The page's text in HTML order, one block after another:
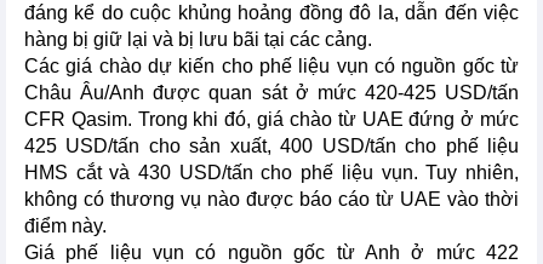
đáng kể do cuộc khủng hoảng đồng đô la, dẫn đến việc
hàng bị giữ lại và bị lưu bãi tại các cảng.
Các giá chào dự kiến cho phế liệu vụn có nguồn gốc từ
Châu Âu/Anh được quan sát ở mức 420-425 USD/tấn
CFR Qasim. Trong khi đó, giá chào từ UAE đứng ở mức
425 USD/tấn cho sản xuất, 400 USD/tấn cho phế liệu
HMS cắt và 430 USD/tấn cho phế liệu vụn. Tuy nhiên,
không có thương vụ nào được báo cáo từ UAE vào thời
điểm này.
Giá phế liệu vụn có nguồn gốc từ Anh ở mức 422